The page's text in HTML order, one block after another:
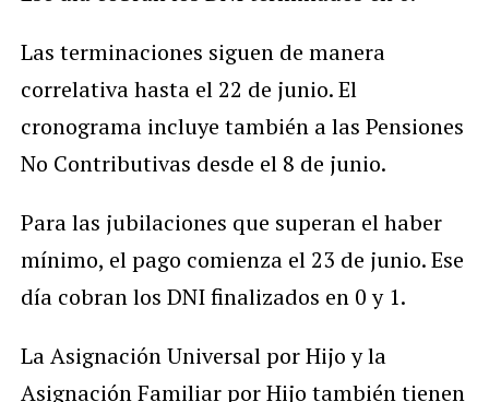
Las terminaciones siguen de manera
correlativa hasta el 22 de junio. El
cronograma incluye también a las Pensiones
No Contributivas desde el 8 de junio.
Para las jubilaciones que superan el haber
mínimo, el pago comienza el 23 de junio. Ese
día cobran los DNI finalizados en 0 y 1.
La Asignación Universal por Hijo y la
Asignación Familiar por Hijo también tienen